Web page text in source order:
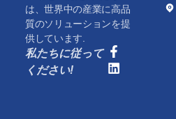
は、世界中の産業に高品
質のソリューションを提
供しています.
私たちに従って
ください!